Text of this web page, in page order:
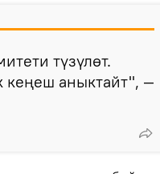
түзүлөт.
кеңеш аныктайт", —